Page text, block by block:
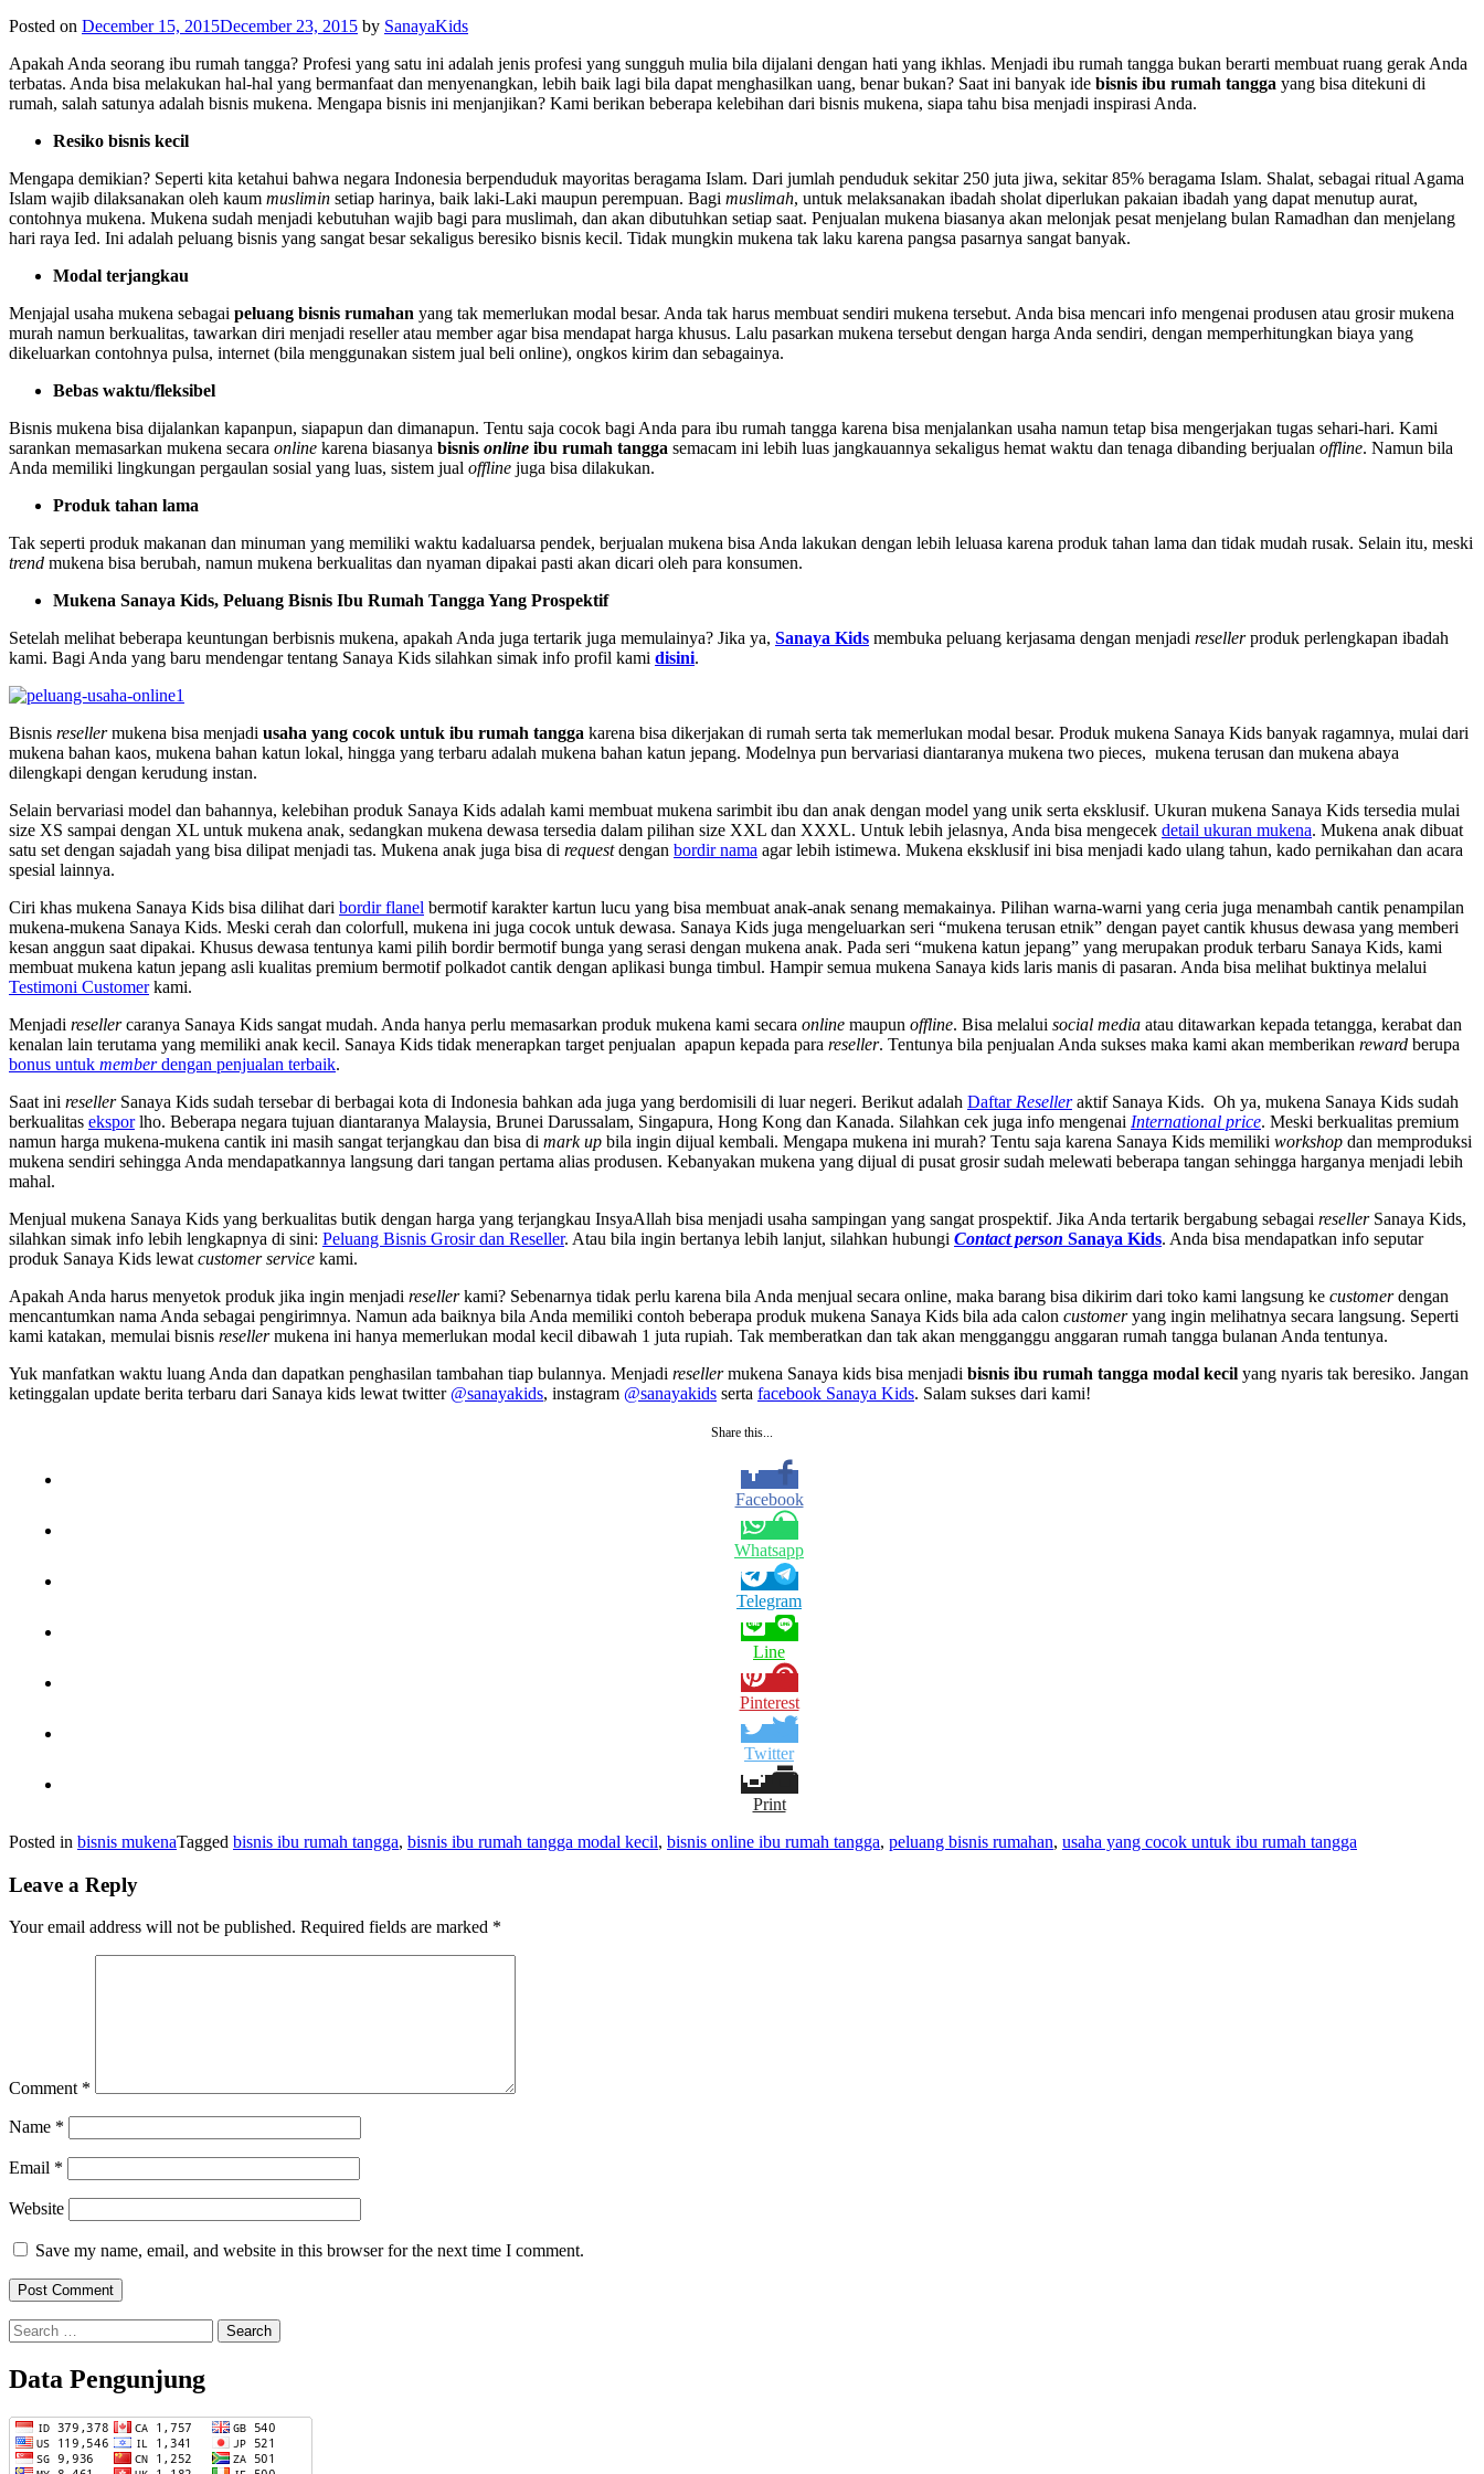
Posted on December 15, 2015December 23, 2015 by SanayaKids
Apakah Anda seorang ibu rumah tangga? Profesi yang satu ini adalah jenis profesi yang sungguh mulia bila dijalani dengan hati yang ikhlas. Menjadi ibu rumah tangga bukan berarti membuat ruang gerak Anda
terbatas. Anda bisa melakukan hal-hal yang bermanfaat dan menyenangkan, lebih baik lagi bila dapat menghasilkan uang, benar bukan? Saat ini banyak ide bisnis ibu rumah tangga yang bisa ditekuni di
rumah, salah satunya adalah bisnis mukena. Mengapa bisnis ini menjanjikan? Kami berikan beberapa kelebihan dari bisnis mukena, siapa tahu bisa menjadi inspirasi Anda.
Resiko bisnis kecil
Mengapa demikian? Seperti kita ketahui bahwa negara Indonesia berpenduduk mayoritas beragama Islam. Dari jumlah penduduk sekitar 250 juta jiwa, sekitar 85% beragama Islam. Shalat, sebagai ritual Agama
Islam wajib dilaksanakan oleh kaum muslimin setiap harinya, baik laki-Laki maupun perempuan. Bagi muslimah, untuk melaksanakan ibadah sholat diperlukan pakaian ibadah yang dapat menutup aurat,
contohnya mukena. Mukena sudah menjadi kebutuhan wajib bagi para muslimah, dan akan dibutuhkan setiap saat. Penjualan mukena biasanya akan melonjak pesat menjelang bulan Ramadhan dan menjelang
hari raya Ied. Ini adalah peluang bisnis yang sangat besar sekaligus beresiko bisnis kecil. Tidak mungkin mukena tak laku karena pangsa pasarnya sangat banyak.
Modal terjangkau
Menjajal usaha mukena sebagai peluang bisnis rumahan yang tak memerlukan modal besar. Anda tak harus membuat sendiri mukena tersebut. Anda bisa mencari info mengenai produsen atau grosir mukena
murah namun berkualitas, tawarkan diri menjadi reseller atau member agar bisa mendapat harga khusus. Lalu pasarkan mukena tersebut dengan harga Anda sendiri, dengan memperhitungkan biaya yang
dikeluarkan contohnya pulsa, internet (bila menggunakan sistem jual beli online), ongkos kirim dan sebagainya.
Bebas waktu/fleksibel
Bisnis mukena bisa dijalankan kapanpun, siapapun dan dimanapun. Tentu saja cocok bagi Anda para ibu rumah tangga karena bisa menjalankan usaha namun tetap bisa mengerjakan tugas sehari-hari. Kami
sarankan memasarkan mukena secara online karena biasanya bisnis online ibu rumah tangga semacam ini lebih luas jangkauannya sekaligus hemat waktu dan tenaga dibanding berjualan offline. Namun bila
Anda memiliki lingkungan pergaulan sosial yang luas, sistem jual offline juga bisa dilakukan.
Produk tahan lama
Tak seperti produk makanan dan minuman yang memiliki waktu kadaluarsa pendek, berjualan mukena bisa Anda lakukan dengan lebih leluasa karena produk tahan lama dan tidak mudah rusak. Selain itu, meski
trend mukena bisa berubah, namun mukena berkualitas dan nyaman dipakai pasti akan dicari oleh para konsumen.
Mukena Sanaya Kids, Peluang Bisnis Ibu Rumah Tangga Yang Prospektif
Setelah melihat beberapa keuntungan berbisnis mukena, apakah Anda juga tertarik juga memulainya? Jika ya, Sanaya Kids membuka peluang kerjasama dengan menjadi resellerproduk perlengkapan ibadah
kami. Bagi Anda yang baru mendengar tentang Sanaya Kids silahkan simak info profil kami disini.
Bisnis resellermukena bisa menjadi usaha yang cocok untuk ibu rumah tangga karena bisa dikerjakan di rumah serta tak memerlukan modal besar. Produk mukena Sanaya Kids banyak ragamnya, mulai dari
mukena bahan kaos, mukena bahan katun lokal, hingga yang terbaru adalah mukena bahan katun jepang. Modelnya pun bervariasi diantaranya mukena two pieces, mukena terusan dan mukena abaya
dilengkapi dengan kerudung instan.
Selain bervariasi model dan bahannya, kelebihan produk Sanaya Kids adalah kami membuat mukena sarimbit ibu dan anak dengan model yang unik serta eksklusif. Ukuran mukena Sanaya Kids tersedia mulai
size XS sampai dengan XL untuk mukena anak, sedangkan mukena dewasa tersedia dalam pilihan size XXL dan XXXL. Untuk lebih jelasnya, Anda bisa mengecek detail ukuran mukena. Mukena anak dibuat
satu set dengan sajadah yang bisa dilipat menjadi tas. Mukena anak juga bisa di requestdengan bordir nama agar lebih istimewa. Mukena eksklusif ini bisa menjadi kado ulang tahun, kado pernikahan dan acara
spesial lainnya.
Ciri khas mukena Sanaya Kids bisa dilihat dari bordir flanel bermotif karakter kartun lucu yang bisa membuat anak-anak senang memakainya. Pilihan warna-warni yang ceria juga menambah cantik penampilan
mukena-mukena Sanaya Kids. Meski cerah dan colorfull, mukena ini juga cocok untuk dewasa. Sanaya Kids juga mengeluarkan seri “mukena terusan etnik” dengan payet cantik khusus dewasa yang memberi
kesan anggun saat dipakai. Khusus dewasa tentunya kami pilih bordir bermotif bunga yang serasi dengan mukena anak. Pada seri “mukena katun jepang” yang merupakan produk terbaru Sanaya Kids, kami
membuat mukena katun jepang asli kualitas premium bermotif polkadot cantik dengan aplikasi bunga timbul. Hampir semua mukena Sanaya kids laris manis di pasaran. Anda bisa melihat buktinya melalui
Testimoni Customerkami.
Menjadi resellercaranya Sanaya Kids sangat mudah. Anda hanya perlu memasarkan produk mukena kami secara online maupun offline. Bisa melalui social media atau ditawarkan kepada tetangga, kerabat dan
kenalan lain terutama yang memiliki anak kecil. Sanaya Kids tidak menerapkan target penjualan apapun kepada para reseller. Tentunya bila penjualan Anda sukses maka kami akan memberikan reward berupa
bonus untuk memberdengan penjualan terbaik.
Saat ini resellerSanaya Kids sudah tersebar di berbagai kota di Indonesia bahkan ada juga yang berdomisili di luar negeri. Berikut adalah Daftar Reselleraktif Sanaya Kids. Oh ya, mukena Sanaya Kids sudah
berkualitas eksporlho. Beberapa negara tujuan diantaranya Malaysia, Brunei Darussalam, Singapura, Hong Kong dan Kanada. Silahkan cek juga info mengenai International price. Meski berkualitas premium
namun harga mukena-mukena cantik ini masih sangat terjangkau dan bisa di mark up bila ingin dijual kembali. Mengapa mukena ini murah? Tentu saja karena Sanaya Kids memiliki workshop dan memproduksi
mukena sendiri sehingga Anda mendapatkannya langsung dari tangan pertama alias produsen. Kebanyakan mukena yang dijual di pusat grosir sudah melewati beberapa tangan sehingga harganya menjadi lebih
mahal.
Menjual mukena Sanaya Kids yang berkualitas butik dengan harga yang terjangkau InsyaAllah bisa menjadi usaha sampingan yang sangat prospektif. Jika Anda tertarik bergabung sebagai reseller Sanaya Kids,
silahkan simak info lebih lengkapnya di sini: Peluang Bisnis Grosir dan Reseller. Atau bila ingin bertanya lebih lanjut, silahkan hubungi Contact person Sanaya Kids. Anda bisa mendapatkan info seputar
produk Sanaya Kids lewat customer service kami.
Apakah Anda harus menyetok produk jika ingin menjadi resellerkami? Sebenarnya tidak perlu karena bila Anda menjual secara online, maka barang bisa dikirim dari toko kami langsung ke customerdengan
mencantumkan nama Anda sebagai pengirimnya. Namun ada baiknya bila Anda memiliki contoh beberapa produk mukena Sanaya Kids bila ada calon customeryang ingin melihatnya secara langsung. Seperti
kami katakan, memulai bisnis resellermukena ini hanya memerlukan modal kecil dibawah 1 juta rupiah. Tak memberatkan dan tak akan mengganggu anggaran rumah tangga bulanan Anda tentunya.
Yuk manfatkan waktu luang Anda dan dapatkan penghasilan tambahan tiap bulannya. Menjadi resellermukena Sanaya kids bisa menjadi bisnis ibu rumah tangga modal kecil yang nyaris tak beresiko. Jangan
ketinggalan update berita terbaru dari Sanaya kids lewat twitter @sanayakids, instagram @sanayakids serta facebook Sanaya Kids. Salam sukses dari kami!
Share this...
Facebook
Whatsapp
Telegram
Line
Pinterest
Twitter
Print
Posted in bisnis mukenaTagged bisnis ibu rumah tangga, bisnis ibu rumah tangga modal kecil, bisnis online ibu rumah tangga, peluang bisnis rumahan, usaha yang cocok untuk ibu rumah tangga
Leave a Reply
Your email address will not be published. Required fields are marked *
Comment *
Name *
Email *
Website
Save my name, email, and website in this browser for the next time I comment.
Search
for:
Data Pengunjung